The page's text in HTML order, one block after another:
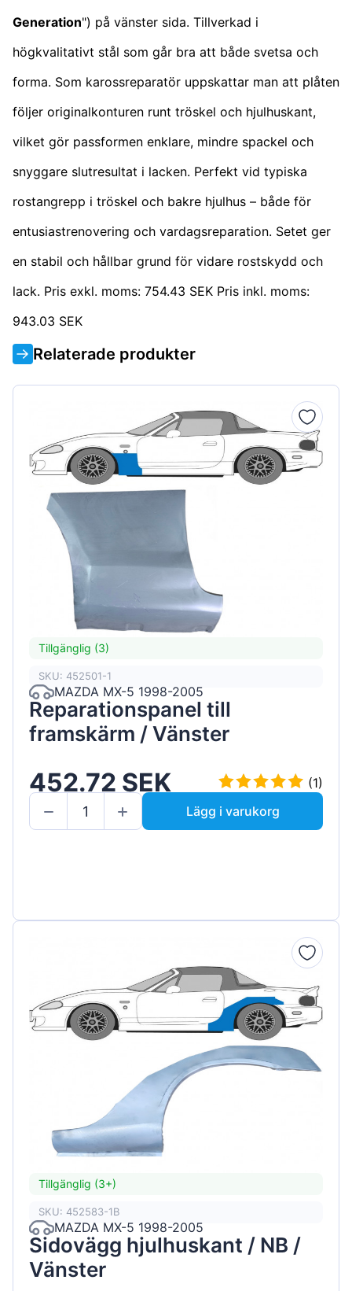
Generation") på vänster sida. Tillverkad i
högkvalitativt stål som går bra att både svetsa och
forma. Som karossreparatör uppskattar man att plåten
följer originalkonturen runt tröskel och hjulhuskant,
vilket gör passformen enklare, mindre spackel och
snyggare slutresultat i lacken. Perfekt vid typiska
rostangrepp i tröskel och bakre hjulhus – både för
entusiastrenovering och vardagsreparation. Setet ger
en stabil och hållbar grund för vidare rostskydd och
lack. Pris exkl. moms: 754.43 SEK Pris inkl. moms:
943.03 SEK
Relaterade produkter
Tillgänglig (3)
SKU: 452501-1
MAZDA MX-5 1998-2005
Reparationspanel till
framskärm / Vänster
452.72 SEK
(1)
Lägg i varukorg
Tillgänglig (3+)
SKU: 452583-1B
MAZDA MX-5 1998-2005
Sidovägg hjulhuskant / NB /
Vänster